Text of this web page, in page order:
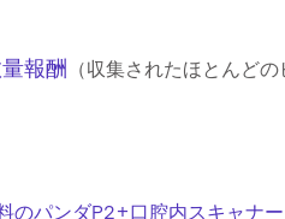
報酬
（収集されたほとんど
のパンダP2+口腔内スキャナー